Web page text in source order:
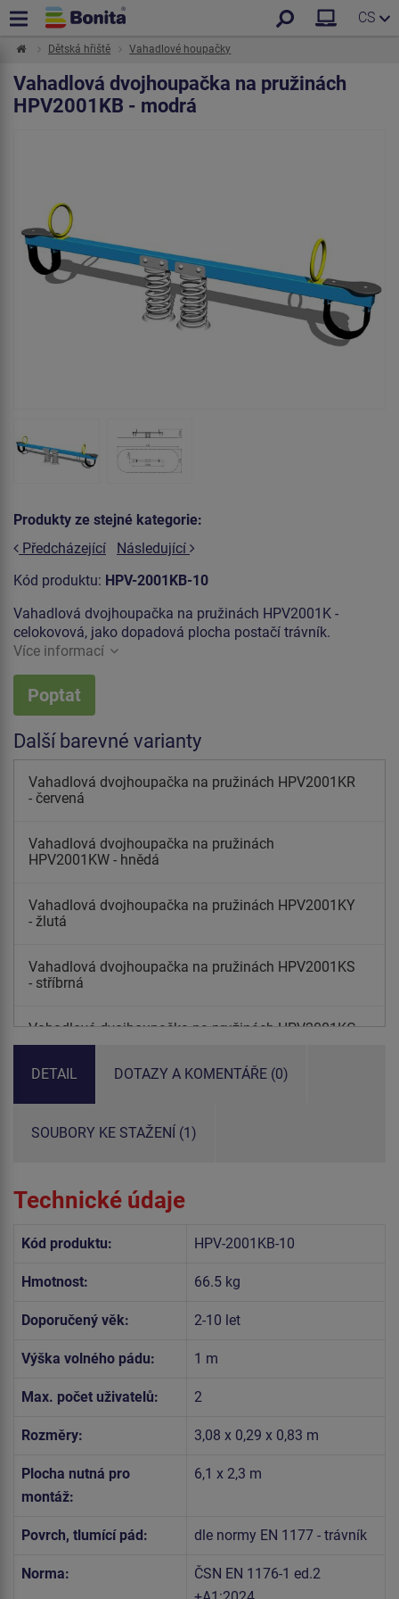
CS
Dětská hřiště Vahadlové houpačky
Vahadlová dvojhoupačka na pružinách
HPV2001KB - modrá
Produkty ze stejné kategorie:
Předcházející
Následující
Kód produktu: HPV-2001KB-10
Vahadlová dvojhoupačka na pružinách HPV2001K -
celokovová, jako dopadová plocha postačí trávník.
Více informací
Poptat
Další barevné varianty
Vahadlová dvojhoupačka na pružinách HPV2001KR
- červená
Vahadlová dvojhoupačka na pružinách
HPV2001KW - hnědá
Vahadlová dvojhoupačka na pružinách HPV2001KY
- žlutá
Vahadlová dvojhoupačka na pružinách HPV2001KS
- stříbrná
Vahadlová dvojhoupačka na pružinách HPV2001KG
- zelená
- oranžová
DETAIL DOTAZY A KOMENTÁŘE (0)
SOUBORY KE STAŽENÍ (1)
Technické údaje
Kód produktu: HPV-2001KB-10
Hmotnost: 66.5 kg
Doporučený věk: 2-10 let
Výška volného pádu: 1 m
Max. počet uživatelů: 2
Rozměry: 3,08 x 0,29 x 0,83 m
Plocha nutná pro
montáž:
6,1 x 2,3 m
Povrch, tlumící pád: dle normy EN 1177 - trávník
Norma:
ČSN EN 1176-1 ed.2